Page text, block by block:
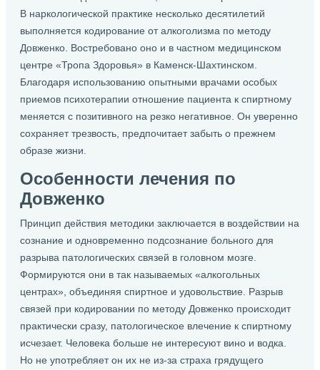
В наркологической практике несколько десятилетий
выполняется кодирование от алкоголизма по методу
Довженко. Востребовано оно и в частном медицинском
центре «Тропа Здоровья» в Каменск-Шахтинском.
Благодаря использованию опытными врачами особых
приемов психотерапии отношение пациента к спиртному
меняется с позитивного на резко негативное. Он уверенно
сохраняет трезвость, предпочитает забыть о прежнем
образе жизни.
Особенности лечения по
Довженко
Принцип действия методики заключается в воздействии на
сознание и одновременно подсознание больного для
разрыва патологических связей в головном мозге.
Формируются они в так называемых «алкогольных
центрах», объединяя спиртное и удовольствие. Разрыв
связей при кодировании по методу Довженко происходит
практически сразу, патологическое влечение к спиртному
исчезает. Человека больше не интересуют вино и водка.
Но не употребляет он их не из-за страха грядущего